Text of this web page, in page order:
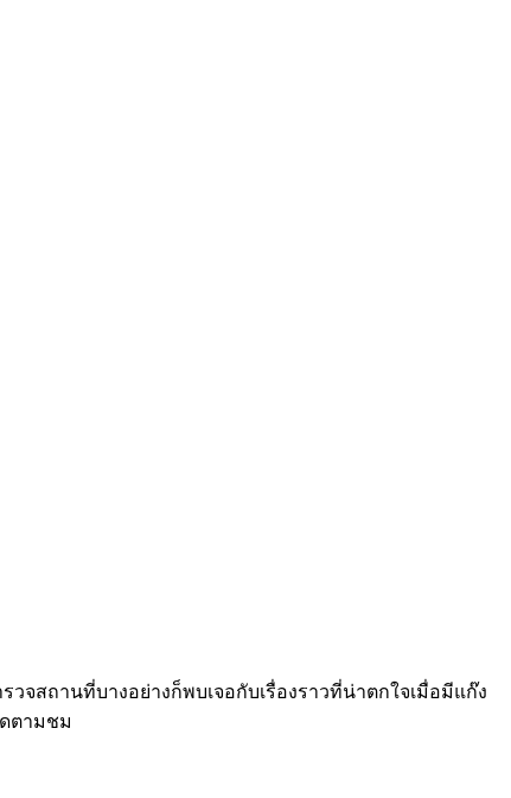
จสถานที่บางอย่างก็พบเจอกับเรื่องราวที่น่าตกใจเมื่อมีแก๊ง
ตามชม